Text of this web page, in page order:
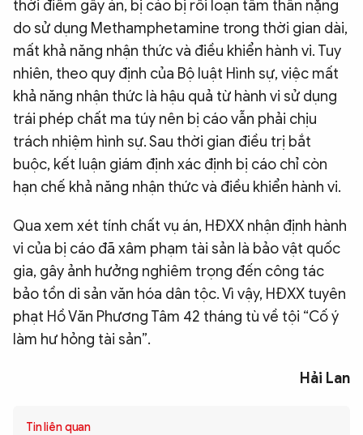
thời điểm gây án, bị cáo bị rối loạn tâm thần nặng
do sử dụng Methamphetamine trong thời gian dài,
mất khả năng nhận thức và điều khiển hành vi. Tuy
nhiên, theo quy định của Bộ luật Hình sự, việc mất
khả năng nhận thức là hậu quả từ hành vi sử dụng
trái phép chất ma túy nên bị cáo vẫn phải chịu
trách nhiệm hình sự. Sau thời gian điều trị bắt
buộc, kết luận giám định xác định bị cáo chỉ còn
hạn chế khả năng nhận thức và điều khiển hành vi.
Qua xem xét tính chất vụ án, HĐXX nhận định hành
vi của bị cáo đã xâm phạm tài sản là bảo vật quốc
gia, gây ảnh hưởng nghiêm trọng đến công tác
bảo tồn di sản văn hóa dân tộc. Vì vậy, HĐXX tuyên
phạt Hồ Văn Phương Tâm 42 tháng tù về tội “Cố ý
làm hư hỏng tài sản”.
Hải Lan
Tin liên quan